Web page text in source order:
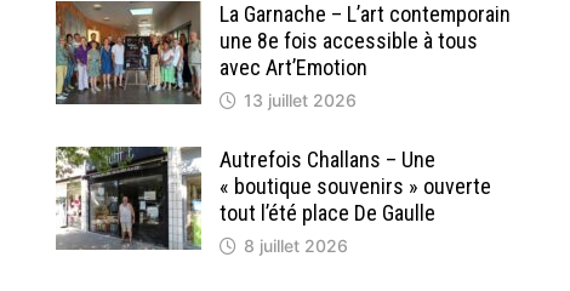
La Garnache – L’art contemporain
une 8e fois accessible à tous
avec Art’Emotion
13 juillet 2026
Autrefois Challans – Une
« boutique souvenirs » ouverte
tout l’été place De Gaulle
8 juillet 2026